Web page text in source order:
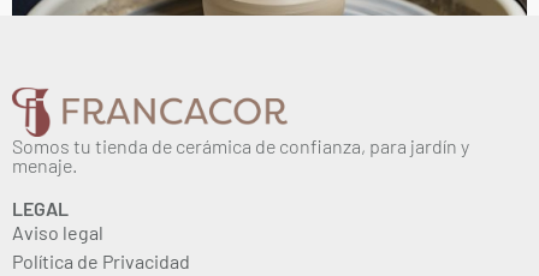
Somos tu tienda de cerámica de confianza, para jardín y
menaje.
LEGAL
Aviso legal
Política de Privacidad